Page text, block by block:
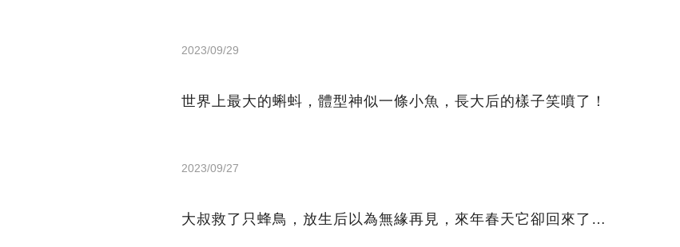
2023/09/29
世界上最大的蝌蚪，體型神似一條小魚，長大后的樣子笑噴了！
2023/09/27
大叔救了只蜂鳥，放生后以為無緣再見，來年春天它卻回來了…